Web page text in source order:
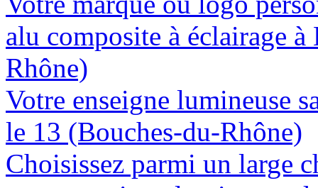
alu composite à éclairage
Rhône)
Votre enseigne lumineuse
le 13 (Bouches-du-Rhône)
Choisissez parmi un large